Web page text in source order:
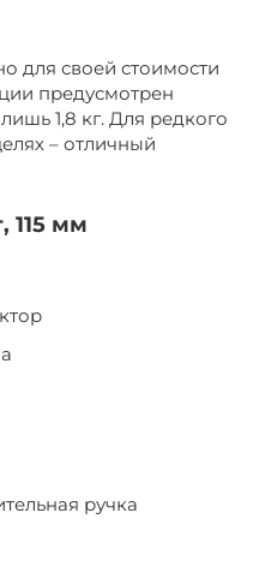
для своей стоимости
предусмотрен
1,8 кг. Для редкого
– отличный
115 мм
ручка